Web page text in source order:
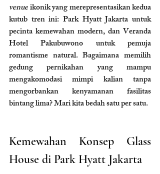
venue ikonik yang merepresentasikan kedua
kutub tren ini: Park Hyatt Jakarta untuk
pecinta kemewahan modern, dan Veranda
Hotel Pakubuwono untuk pemuja
romantisme natural. Bagaimana memilih
gedung pernikahan yang mampu
mengakomodasi mimpi kalian tanpa
mengorbankan kenyamanan fasilitas
bintang lima? Mari kita bedah satu per satu.
Kemewahan Konsep Glass
House di Park Hyatt Jakarta